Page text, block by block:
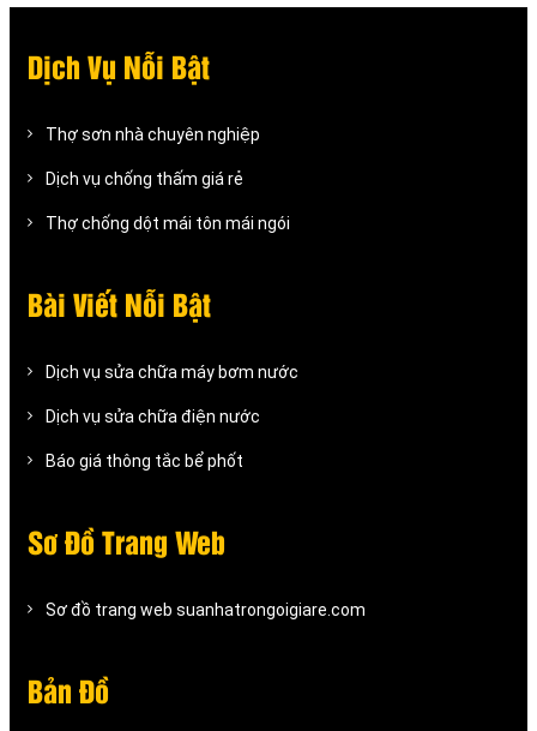
Dịch Vụ Nỗi Bật
Thợ sơn nhà chuyên nghiệp
Dịch vụ chống thấm giá rẻ
Thợ chống dột mái tôn mái ngói
Bài Viết Nỗi Bật
Dịch vụ sửa chữa máy bơm nước
Dịch vụ sửa chữa điện nước
Báo giá thông tắc bể phốt
Sơ Đồ Trang Web
Sơ đồ trang web suanhatrongoigiare.com
Bản Đồ